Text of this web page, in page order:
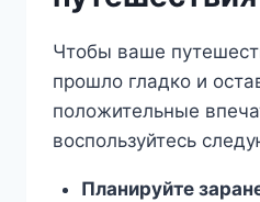
Чтобы ваше
прошло гладко и
положительные
воспользуйтесь
Планируйте